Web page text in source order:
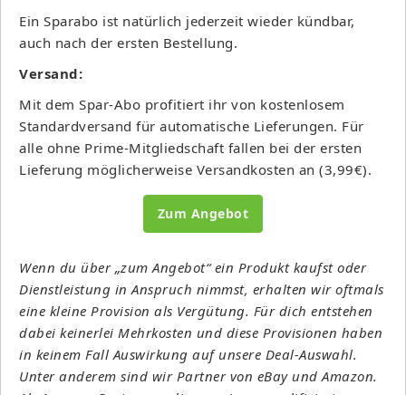
Ein Sparabo ist natürlich jederzeit wieder kündbar,
auch nach der ersten Bestellung.
Versand:
Mit dem Spar-Abo profitiert ihr von kostenlosem
Standardversand für automatische Lieferungen. Für
alle ohne Prime-Mitgliedschaft fallen bei der ersten
Lieferung möglicherweise Versandkosten an (3,99€).
Zum Angebot
Wenn du über „zum Angebot“ ein Produkt kaufst oder
Dienstleistung in Anspruch nimmst, erhalten wir oftmals
eine kleine Provision als Vergütung. Für dich entstehen
dabei keinerlei Mehrkosten und diese Provisionen haben
in keinem Fall Auswirkung auf unsere Deal-Auswahl.
Unter anderem sind wir Partner von eBay und Amazon.